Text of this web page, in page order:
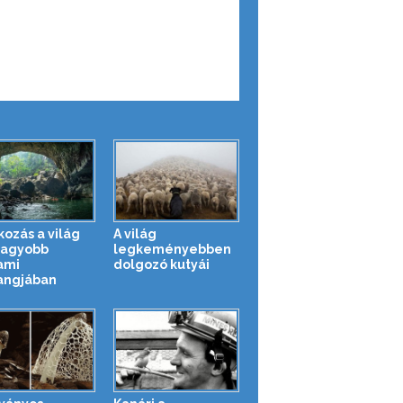
a világ
A világ
legkeményebben
dolgozó kutyái